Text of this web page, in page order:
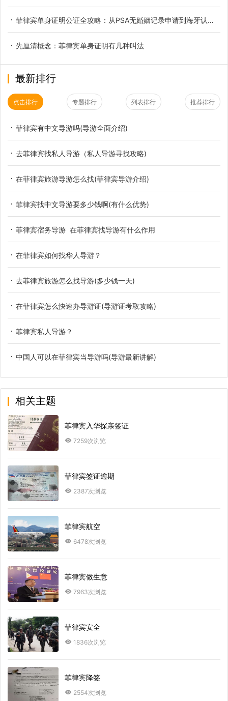
菲律宾单身证明公证全攻略：从PSA无婚姻记录申请到海牙认证及中国领事认证的避坑指南
先厘清概念：菲律宾单身证明有几种叫法
最新排行
点击排行 专题排行 列表排行 推荐排行
菲律宾有中文导游吗(导游全面介绍)
去菲律宾找私人导游（私人导游寻找攻略)
在菲律宾旅游导游怎么找(菲律宾导游介绍)
菲律宾找中文导游要多少钱啊(有什么优势)
菲律宾宿务导游 在菲律宾找导游有什么作用
在菲律宾如何找华人导游？
去菲律宾旅游怎么找导游(多少钱一天)
在菲律宾怎么快速办导游证(导游证考取攻略)
菲律宾私人导游？
中国人可以在菲律宾当导游吗(导游最新讲解)
相关主题
菲律宾入华探亲签证
7259次浏览
菲律宾签证逾期
2387次浏览
菲律宾航空
6478次浏览
菲律宾做生意
7963次浏览
菲律宾安全
1836次浏览
菲律宾降签
2554次浏览